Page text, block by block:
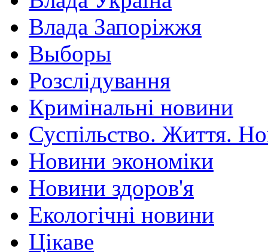
Влада Запоріжжя
Выборы
Розслідування
Кримінальні новини
Суспільство. Життя.
Новини экономіки
Новини здоров'я
Екологічні новини
Цікаве